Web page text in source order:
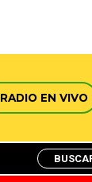
RADIO EN VIVO